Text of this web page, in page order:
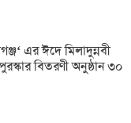
এর ঈদে মিলাদুন্নবী
বিতরণী অনুষ্ঠান ৩০